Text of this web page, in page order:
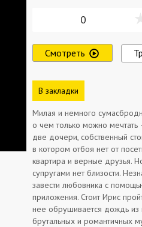
0
Смотреть
В закладки
Милая и немного
о чем только можно
две дочери, собственный
в котором отбоя нет от
квартира и верные друзья.
супругами нет близости.
завести любовника с
приложения. Стоит Ирис
нее обрушивается дождь
брутальных и романтичных